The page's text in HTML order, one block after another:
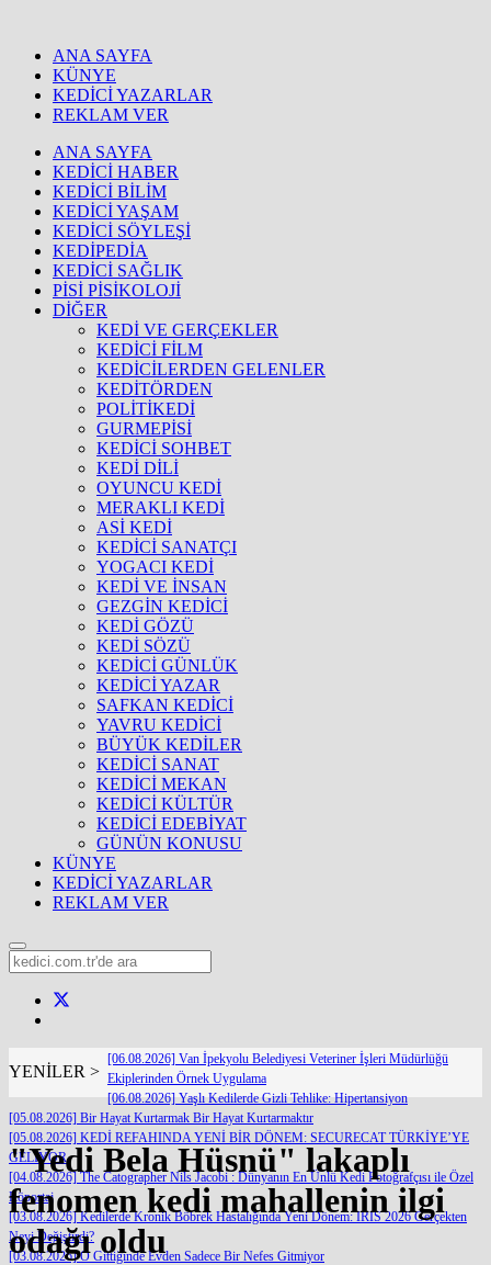
ANA SAYFA
KÜNYE
KEDİCİ YAZARLAR
REKLAM VER
ANA SAYFA
KEDİCİ HABER
KEDİCİ BİLİM
KEDİCİ YAŞAM
KEDİCİ SÖYLEŞİ
KEDİPEDİA
KEDİCİ SAĞLIK
PİSİ PİSİKOLOJİ
DİĞER
KEDİ VE GERÇEKLER
KEDİCİ FİLM
KEDİCİLERDEN GELENLER
KEDİTÖRDEN
POLİTİKEDİ
GURMEPİSİ
KEDİCİ SOHBET
KEDİ DİLİ
OYUNCU KEDİ
MERAKLI KEDİ
ASİ KEDİ
KEDİCİ SANATÇI
YOGACI KEDİ
KEDİ VE İNSAN
GEZGİN KEDİCİ
KEDİ GÖZÜ
KEDİ SÖZÜ
KEDİCİ GÜNLÜK
KEDİCİ YAZAR
SAFKAN KEDİCİ
YAVRU KEDİCİ
BÜYÜK KEDİLER
KEDİCİ SANAT
KEDİCİ MEKAN
KEDİCİ KÜLTÜR
KEDİCİ EDEBİYAT
GÜNÜN KONUSU
KÜNYE
KEDİCİ YAZARLAR
REKLAM VER
YENİLER >
[06.08.2026] Van İpekyolu Belediyesi Veteriner İşleri Müdürlüğü
Ekiplerinden Örnek Uygulama
[06.08.2026] Yaşlı Kedilerde Gizli Tehlike: Hipertansiyon
[05.08.2026] Bir Hayat Kurtarmak Bir Hayat Kurtarmaktır
[05.08.2026] KEDİ REFAHINDA YENİ BİR DÖNEM: SECURECAT TÜRKİYE’YE
GELİYOR
[04.08.2026] The Catographer Nils Jacobi : Dünyanın En Ünlü Kedi Fotoğrafçısı ile Özel
Röportaj
[03.08.2026] Kedilerde Kronik Böbrek Hastalığında Yeni Dönem: IRIS 2026 Gerçekten
Neyi Değiştirdi?
[03.08.2026] O Gittiğinde Evden Sadece Bir Nefes Gitmiyor
"Yedi Bela Hüsnü" lakaplı
fenomen kedi mahallenin ilgi
odağı oldu